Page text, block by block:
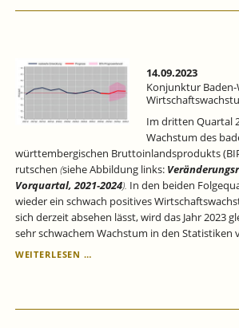
WIRTSCHAFTSWACHSTUM
14.09.2023
Konjunktur
Im dritten Quartal
Wachstum des
württembergischen Bruttoinlandsprodukts
rutschen (siehe Abbildung links:
Vorquartal, 2021‐2024). In den beiden
wieder ein schwach positives
sich derzeit absehen lässt, wird das Jahr 2023
sehr schwachem Wachstum in den Statistiken
WEITERLESEN …
WIRTSCHAFTSWACHSTUM